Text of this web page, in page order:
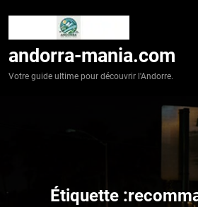
andorra-mania.com
Votre guide ultime pour découvrir l'Andorre.
Étiquette